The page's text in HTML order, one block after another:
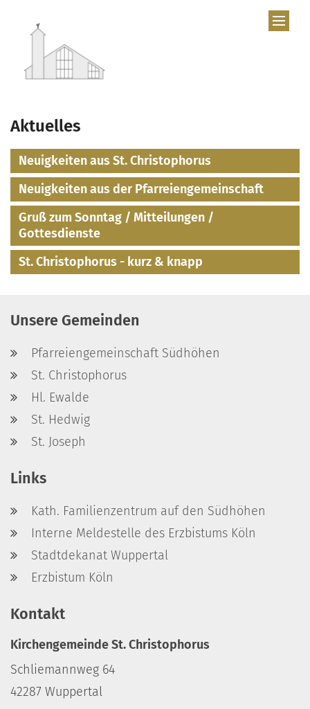
Aktuelles
Neuigkeiten aus St. Christophorus
Neuigkeiten aus der Pfarreiengemeinschaft
Gruß zum Sonntag / Mitteilungen /
Gottesdienste
St. Christophorus - kurz & knapp
Unsere Gemeinden
Pfarreiengemeinschaft Südhöhen
St. Christophorus
Hl. Ewalde
St. Hedwig
St. Joseph
Links
Kath. Familienzentrum auf den Südhöhen
Interne Meldestelle des Erzbistums Köln
Stadtdekanat Wuppertal
Erzbistum Köln
Kontakt
Kirchengemeinde St. Christophorus
Schliemannweg 64
42287 Wuppertal